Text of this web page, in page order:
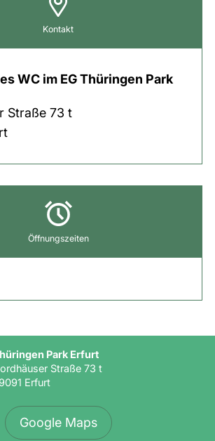
Kontakt
WC im EG Thüringen Park
Straße 73 t
Öffnungszeiten
Park Erfurt
Straße 73 t
Erfurt
Google Maps